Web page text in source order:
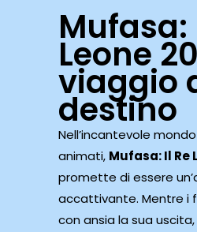
Mufasa:
Leone
viaggio
destino
Nell’incantevole
animati, Mufasa: Il Re
promette di essere
accattivante. Mentre i
con ansia la sua